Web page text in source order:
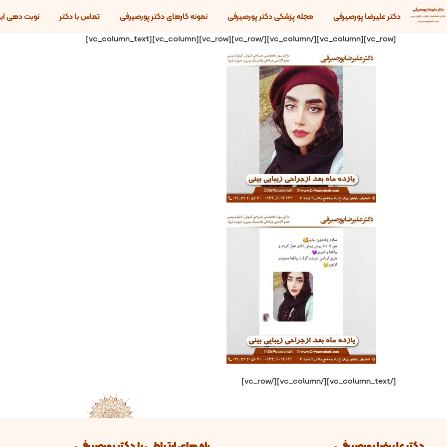
دکتر علیرضا پورصیرفی مجله پزشکی دکتر پورصیرفی نمونه کارهای دکتر پورصیرفی تماس با دکتر
نوبت دهی
[vc_row][vc_column][/vc_column][/vc_row][vc_row][vc_column][vc_column_text]
[/vc_column_text][/vc_column][/vc_row]